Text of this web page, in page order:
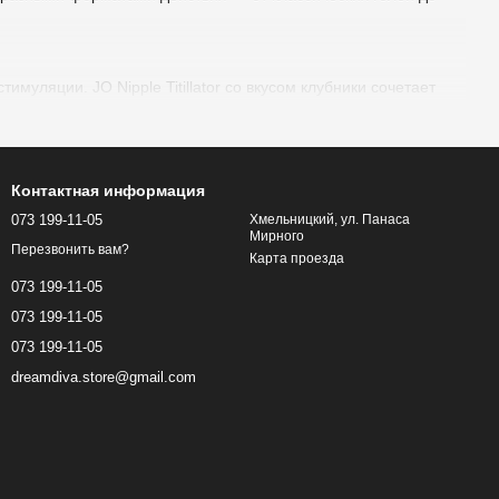
JO Nipple Titillator со вкусом клубники сочетает
упаковках с насыщенными фруктовыми ароматами,
и эстетичный глянцевый финиш.
— попробуйте охлаждающие бальзамы Sensuva Nip
Контактная информация
073 199-11-05
Перезвонить вам?
073 199-11-05
073 199-11-05
073 199-11-05
dreamdiva.store@gmail.com
Хмельницкий, ул. Панаса
Мирного
Карта проезда